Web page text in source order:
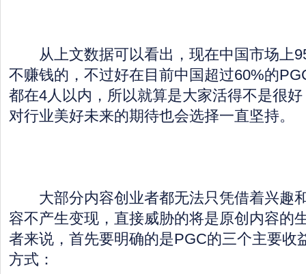
从上文数据可以看出，现在中国市场上
不赚钱的，不过好在目前中国超过60%的
都在4人以内，所以就算是大家活得不是很
对行业美好未来的期待也会选择一直坚持。
大部分内容创业者都无法只凭借着兴趣
容不产生变现，直接威胁的将是原创内容的
者来说，首先要明确的是PGC的三个主要收
方式：